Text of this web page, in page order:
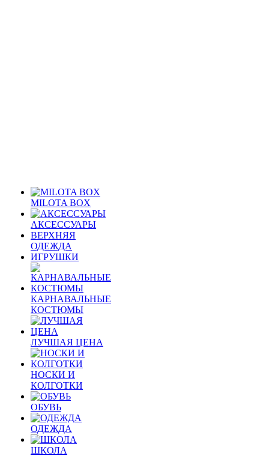
MILOTA BOX
АКСЕССУАРЫ
ВЕРХНЯЯ
ОДЕЖДА
ИГРУШКИ
КАРНАВАЛЬНЫЕ
КОСТЮМЫ
ЛУЧШАЯ ЦЕНА
НОСКИ И
КОЛГОТКИ
ОБУВЬ
ОДЕЖДА
ШКОЛА